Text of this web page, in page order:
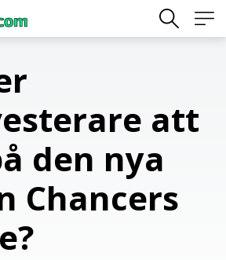
att
den nya
Chancers